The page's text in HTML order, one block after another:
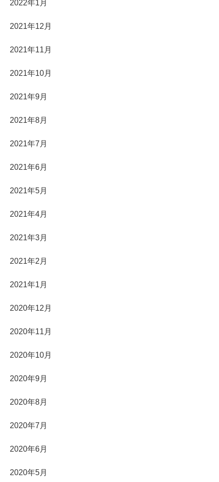
2022年1月
2021年12月
2021年11月
2021年10月
2021年9月
2021年8月
2021年7月
2021年6月
2021年5月
2021年4月
2021年3月
2021年2月
2021年1月
2020年12月
2020年11月
2020年10月
2020年9月
2020年8月
2020年7月
2020年6月
2020年5月